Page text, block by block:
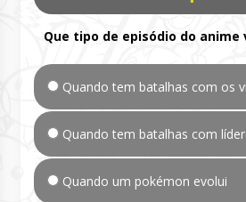
Que tipo de episódio do anime
Quando tem batalhas com os
Quando tem batalhas com
Quando um pokémon evolui